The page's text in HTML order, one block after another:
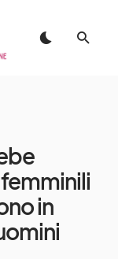
in